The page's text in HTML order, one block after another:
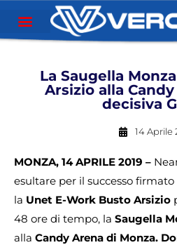
La Saugella
Arsizio alla
decisiva
14 Aprile
MONZA, 14 APRILE 2019 –
esultare per il successo
la Unet E-Work Busto Arsizio
48 ore di tempo, la Saugella
alla Candy Arena di Monza.